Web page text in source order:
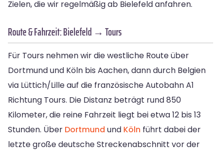
Zielen, die wir regelmäßig ab Bielefeld anfahren.
Route & Fahrzeit: Bielefeld → Tours
Für Tours nehmen wir die westliche Route über
Dortmund und Köln bis Aachen, dann durch Belgien
via Lüttich/Lille auf die französische Autobahn A1
Richtung Tours. Die Distanz beträgt rund 850
Kilometer, die reine Fahrzeit liegt bei etwa 12 bis 13
Stunden. Über Dortmund und Köln führt dabei der
letzte große deutsche Streckenabschnitt vor der